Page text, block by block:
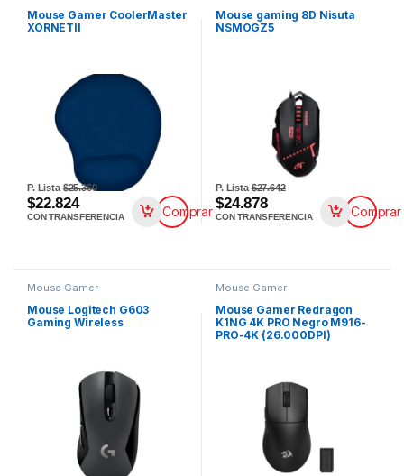
Mouse Gamer CoolerMaster
XORNETII
P. Lista$25.360
$22.824
CON TRANSFERENCIA Comprar
Mouse gaming 8D Nisuta
NSMOGZ5
P. Lista$27.642
$24.878
CON TRANSFERENCIA Comprar
Mouse Gamer
Mouse Logitech G603
Gaming Wireless
Mouse Gamer
Mouse Gamer Redragon
K1NG 4K PRO Negro M916-
PRO-4K (26.000DPI)